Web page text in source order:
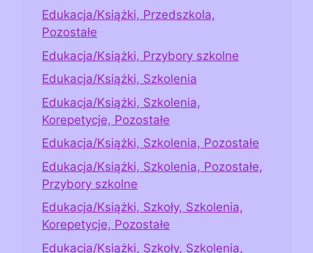
Edukacja/Książki, Przedszkola,
Pozostałe
Edukacja/Książki, Przybory szkolne
Edukacja/Książki, Szkolenia
Edukacja/Książki, Szkolenia,
Korepetycje, Pozostałe
Edukacja/Książki, Szkolenia, Pozostałe
Edukacja/Książki, Szkolenia, Pozostałe,
Przybory szkolne
Edukacja/Książki, Szkoły, Szkolenia,
Korepetycje, Pozostałe
Edukacja/Książki, Szkoły, Szkolenia,